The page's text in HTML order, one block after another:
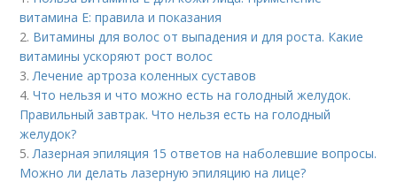
витамина E: правила и показания
2. Витамины для волос от выпадения и для роста. Какие
витамины ускоряют рост волос
3.Лечение артроза коленных суставов
4.Что нельзя и что можно есть на голодный желудок.
Правильный завтрак. Что нельзя есть на голодный
желудок?
5.Лазерная эпиляция 15 ответов на наболевшие вопросы.
Можно ли делать лазерную эпиляцию на лице?